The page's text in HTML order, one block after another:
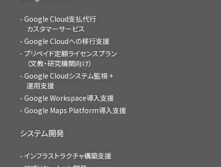
Google Cloud支払代行
カスタマーサービス
Google Cloudへの移行支援
プリペイド定額ライセンスプラン
（文教・研究機関向け）
Google Cloudシステム監視 +
運用支援
Google Workspace導入支援
Google Maps Platform導入支援
システム開発
インフラストラクチャ構築支援